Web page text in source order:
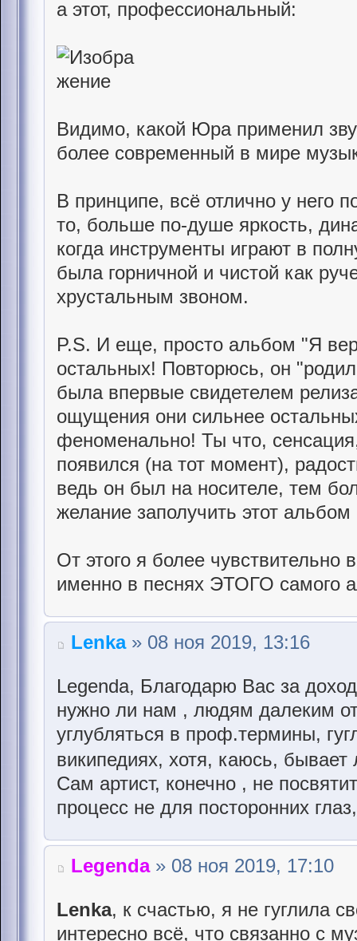
а этот, профессиональный:
Видимо, какой Юра применил
более современный в мире
В принципе, всё отлично у него
то, больше по-душе яркость,
когда инструменты играют в
была горничной и чистой как
хрустальным звоном.
P.S. И еще, просто альбом "Я
остальных! Повторюсь, он
была впервые свидетелем
ощущения они сильнее
феноменально! Ты что,
появился (на тот момент),
ведь он был на носителе, тем
желание заполучить этот альбом
От этого я более
именно в песнях ЭТОГО самого
Lenka» 08 ноя 2019, 13:16
Legenda, Благодарю Вас за
нужно ли нам , людям далеким
углубляться в проф.термины,
википедиях, хотя, каюсь,
Сам артист, конечно , не
процесс не для посторонних
Legenda» 08 ноя 2019, 17:10
Lenka, к счастью, я не гуглила
интересно всё, что связанно с